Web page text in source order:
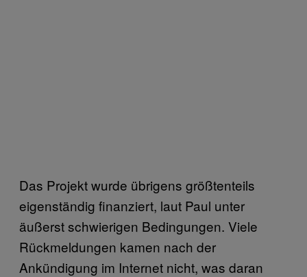
Das Projekt wurde übrigens größtenteils
eigenständig finanziert, laut Paul unter
äußerst schwierigen Bedingungen. Viele
Rückmeldungen kamen nach der
Ankündigung im Internet nicht, was daran